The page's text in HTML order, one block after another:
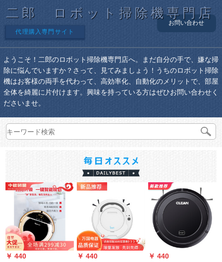
二郎 ロボット掃除機専門店
代理購入専門サイト
お問い合わせ
ようこそ！二郎のロボット掃除機専門店へ。まだ自分の手で、嫌な掃
除に悩んでいますか？さって、見てみましょう！うちのロボット掃除
機はお客様の両手を代わって、高効率化、自動化のメリットで、部屋
全体を綺麗に片付けます。興味を持っている方はぜひお問い合わせく
ださいませ。
￥ 440
￥ 440
￥ 440